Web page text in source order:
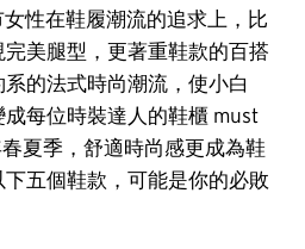
性在鞋履潮流的追求上，比
美腿型，更著重鞋款的百搭
的法式時尚潮流，使小白
每位時裝達人的鞋櫃 must
夏季，舒適時尚感更成為鞋
五個鞋款，可能是你的必敗